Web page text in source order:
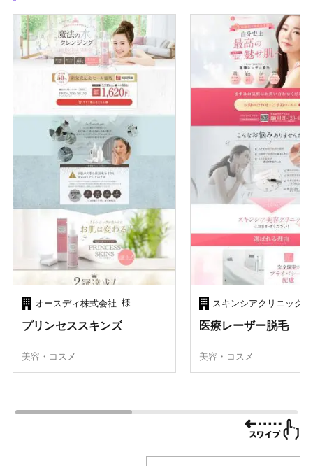
オースディ株式会社 様
プリンセススキンズ
美容・コスメ
スキンシアクリニック
医療レーザー脱毛
美容・コスメ